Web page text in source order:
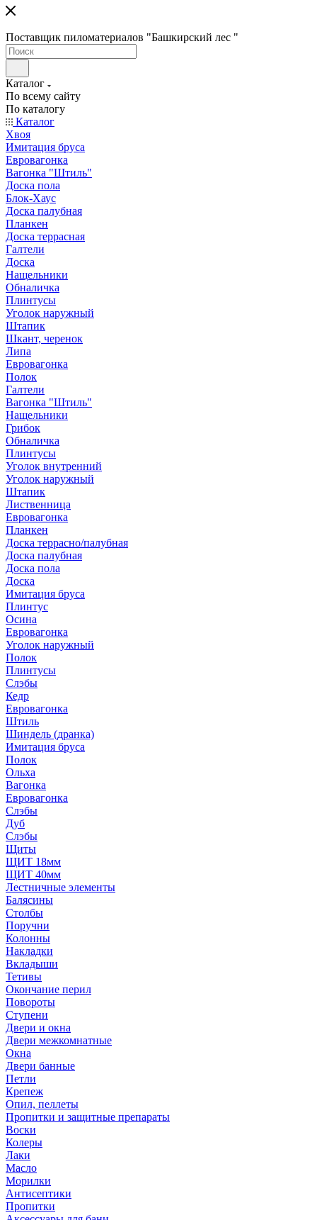
Поставщик пиломатериалов "Башкирский лес "
Каталог
По всему сайту
По каталогу
Каталог
Хвоя
Имитация бруса
Евровагонка
Вагонка "Штиль"
Доска пола
Блок-Хаус
Доска палубная
Планкен
Доска террасная
Галтели
Доска
Нащельники
Обналичка
Плинтусы
Уголок наружный
Штапик
Шкант, черенок
Липа
Евровагонка
Полок
Галтели
Вагонка "Штиль"
Нащельники
Грибок
Обналичка
Плинтусы
Уголок внутренний
Уголок наружный
Штапик
Лиственница
Евровагонка
Планкен
Доска террасно/палубная
Доска палубная
Доска пола
Доска
Имитация бруса
Плинтус
Осина
Евровагонка
Уголок наружный
Полок
Плинтусы
Слэбы
Кедр
Евровагонка
Штиль
Шиндель (дранка)
Имитация бруса
Полок
Ольха
Вагонка
Евровагонка
Слэбы
Дуб
Слэбы
Щиты
ЩИТ 18мм
ЩИТ 40мм
Лестничные элементы
Балясины
Столбы
Поручни
Колонны
Накладки
Вкладыши
Тетивы
Окончание перил
Повороты
Ступени
Двери и окна
Двери межкомнатные
Окна
Двери банные
Петли
Крепеж
Опил, пеллеты
Пропитки и защитные препараты
Воски
Колеры
Лаки
Масло
Морилки
Антисептики
Пропитки